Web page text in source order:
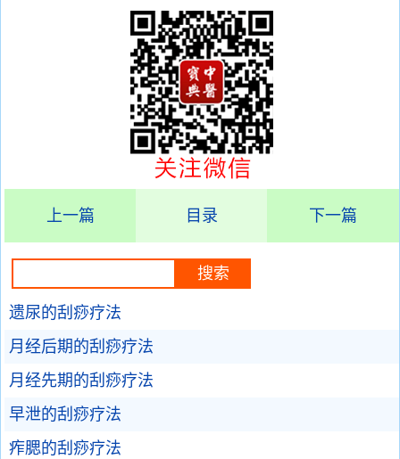
上一篇 目录 下一篇
遗尿的刮痧疗法
月经后期的刮痧疗法
月经先期的刮痧疗法
早泄的刮痧疗法
痄腮的刮痧疗法